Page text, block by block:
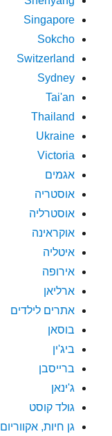
Singapore
Sokcho
Switzerland
Sydney
Tai'an
Thailand
Ukraine
Victoria
אגמים
אוסטריה
אוסטרליה
אוקראינה
איטליה
אירופה
ארליאן
אתרים לילדים
בוסאן
ביג'ין
ברייסבן
ג'ינאן
גולד קוסט
גן חיות, אקווריום